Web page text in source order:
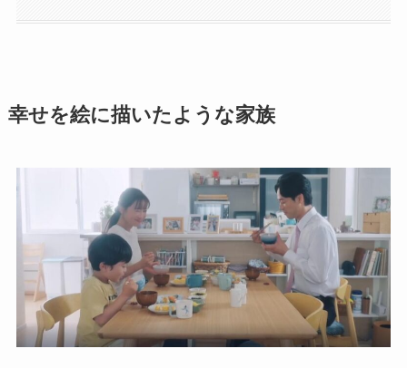
幸せを絵に描いたような家族